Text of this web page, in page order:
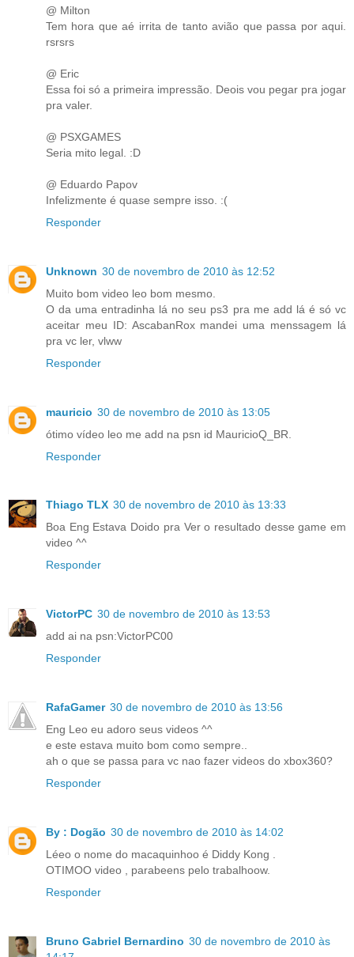
@ Milton
Tem hora que aé irrita de tanto avião que passa por aqui.
rsrsrs
@ Eric
Essa foi só a primeira impressão. Deois vou pegar pra jogar
pra valer.
@ PSXGAMES
Seria mito legal. :D
@ Eduardo Papov
Infelizmente é quase sempre isso. :(
Responder
Unknown 30 de novembro de 2010 às 12:52
Muito bom video leo bom mesmo.
O da uma entradinha lá no seu ps3 pra me add lá é só vc
aceitar meu ID: AscabanRox mandei uma menssagem lá
pra vc ler, vlww
Responder
mauricio 30 de novembro de 2010 às 13:05
ótimo vídeo leo me add na psn id MauricioQ_BR.
Responder
Thiago TLX 30 de novembro de 2010 às 13:33
Boa Eng Estava Doido pra Ver o resultado desse game em
video ^^
Responder
VictorPC 30 de novembro de 2010 às 13:53
add ai na psn:VictorPC00
Responder
RafaGamer 30 de novembro de 2010 às 13:56
Eng Leo eu adoro seus videos ^^
e este estava muito bom como sempre..
ah o que se passa para vc nao fazer videos do xbox360?
Responder
By : Dogão 30 de novembro de 2010 às 14:02
Léeo o nome do macaquinhoo é Diddy Kong .
OTIMOO video , parabeens pelo trabalhoow.
Responder
Bruno Gabriel Bernardino 30 de novembro de 2010 às